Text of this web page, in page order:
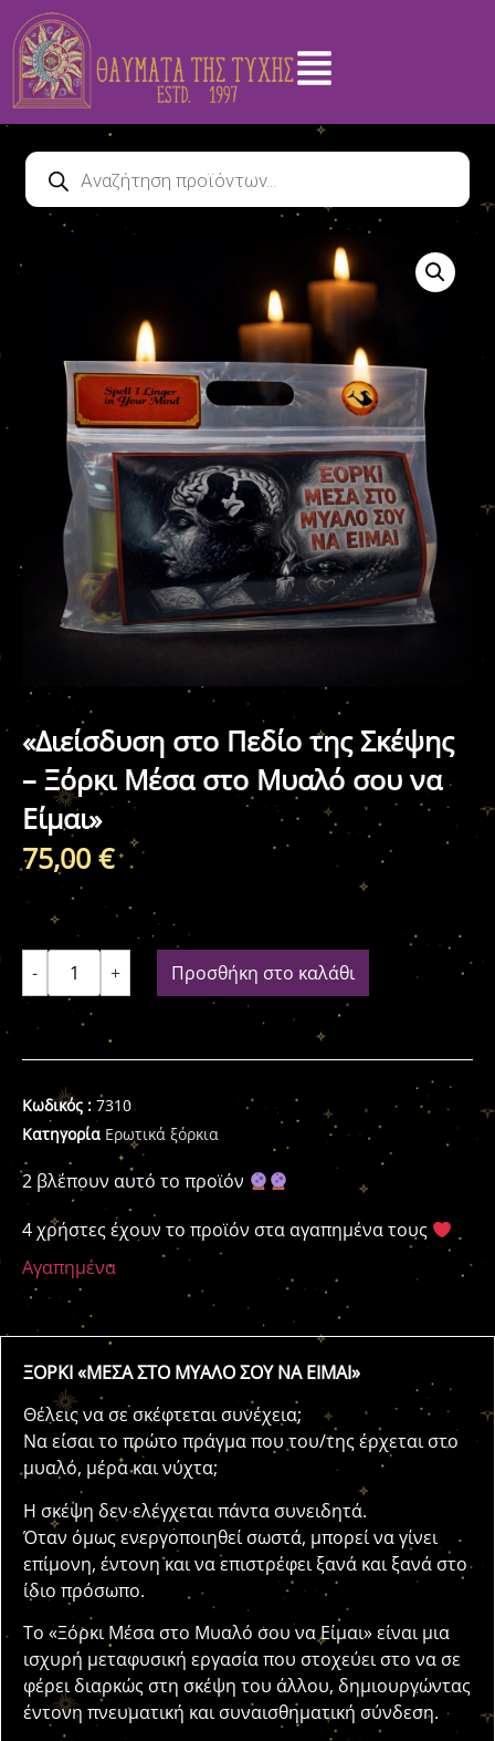
«Διείσδυση στο Πεδίο της Σκέψης
– Ξόρκι Μέσα στο Μυαλό σου να
Είμαι»
75,00 €
- + Προσθήκη στο καλάθι
Κωδικός : 7310
Κατηγορία Ερωτικά ξόρκια
2 βλέπουν αυτό το προϊόν
4 χρήστες έχουν το προϊόν στα αγαπημένα τους
Αγαπημένα
ΞΟΡΚΙ «ΜΕΣΑ ΣΤΟ ΜΥΑΛΟ ΣΟΥ ΝΑ ΕΙΜΑΙ»
Θέλεις να σε σκέφτεται συνέχεια;
Να είσαι το πρώτο πράγμα που του/της έρχεται στο
μυαλό, μέρα και νύχτα;
Η σκέψη δεν ελέγχεται πάντα συνειδητά.
Όταν όμως ενεργοποιηθεί σωστά, μπορεί να γίνει
επίμονη, έντονη και να επιστρέφει ξανά και ξανά στο
ίδιο πρόσωπο.
Το «Ξόρκι Μέσα στο Μυαλό σου να Είμαι» είναι μια
ισχυρή μεταφυσική εργασία που στοχεύει στο να σε
φέρει διαρκώς στη σκέψη του άλλου, δημιουργώντας
έντονη πνευματική και συναισθηματική σύνδεση.